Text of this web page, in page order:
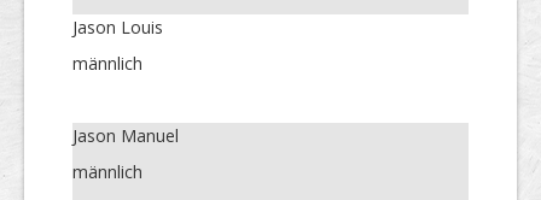
Jason Louis
männlich
Jason Manuel
männlich